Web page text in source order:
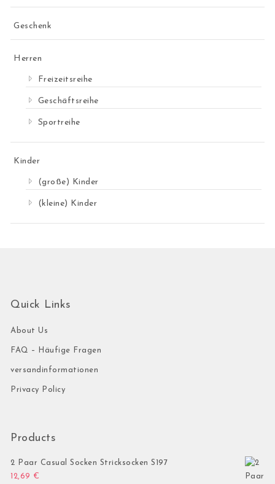
Geschenk
Herren
Freizeitsreihe
Geschäftsreihe
Sportreihe
Kinder
(große) Kinder
(kleine) Kinder
Quick Links
About Us
FAQ – Häufige Fragen
versandinformationen
Privacy Policy
Products
2 Paar Casual Socken Stricksocken S197
12,69 €